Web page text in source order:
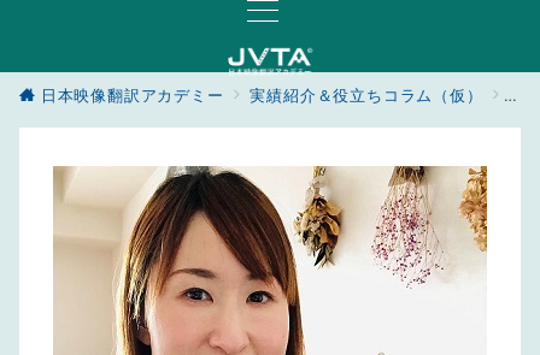
日本映像翻訳アカデミー 実績紹介＆役立ちコラム（仮） 実